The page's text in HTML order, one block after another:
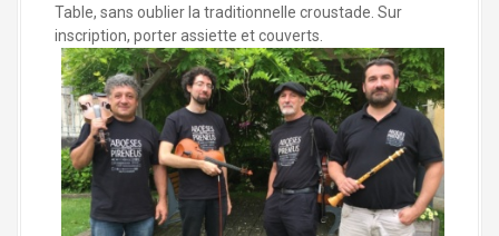
Table, sans oublier la traditionnelle croustade. Sur
inscription, porter assiette et couverts.